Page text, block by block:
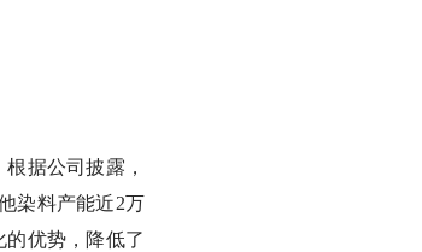
据公司披露，
染料产能近2万
优势，降低了